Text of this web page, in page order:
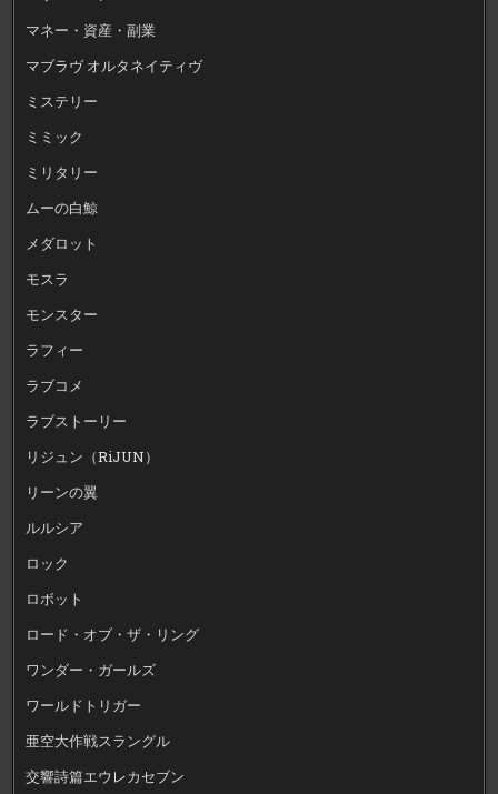
マネー・資産・副業
マブラヴ オルタネイティヴ
ミステリー
ミミック
ミリタリー
ムーの白鯨
メダロット
モスラ
モンスター
ラフィー
ラブコメ
ラブストーリー
リジュン（RiJUN）
リーンの翼
ルルシア
ロック
ロボット
ロード・オブ・ザ・リング
ワンダー・ガールズ
ワールドトリガー
亜空大作戦スラングル
交響詩篇エウレカセブン